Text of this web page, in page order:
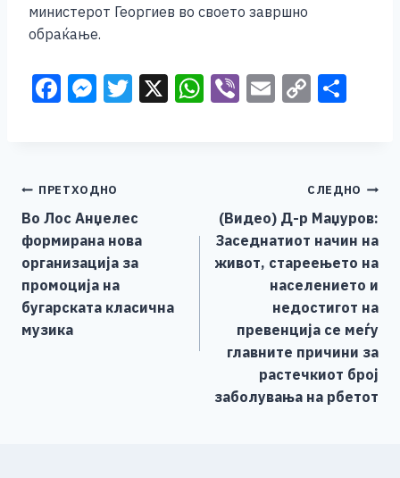
министерот Георгиев во своето завршно
обраќање.
F
b
o
o
k
M
n
g
er
T X W
A
p
p
Vi E C
Li
n
k
Навигација
на
напис
ПРЕТХОДНО
Во Лос Анџелес
формирана нова
организација за
промоција на
бугарската класична
музика
СЛЕДНО
(Видео) Д-р Маџуров:
Заседнатиот начин на
живот, стареењето на
населението и
недостигот на
превенција се меѓу
главните причини за
растечкиот број
заболувања на рбетот